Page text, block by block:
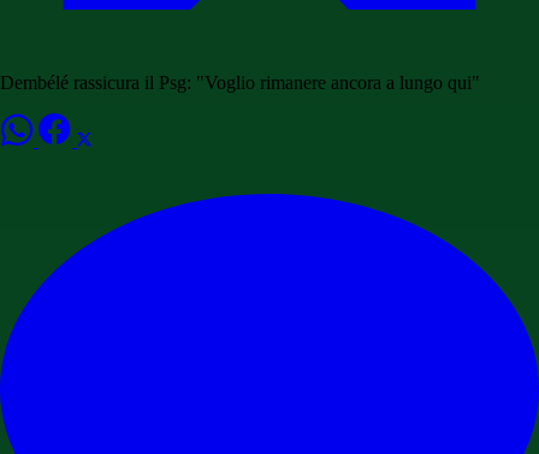
Dembélé rassicura il Psg: "Voglio rimanere ancora a lungo qui"